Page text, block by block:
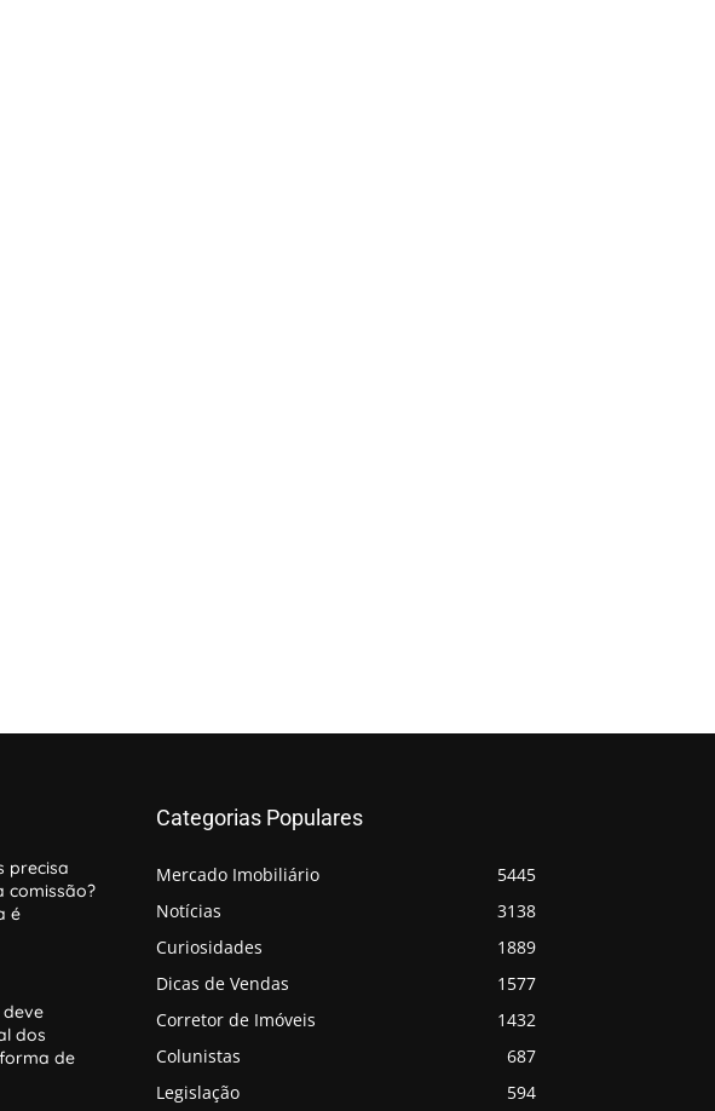
precisa
comissão?
é
dos
de
Categorias Populares
Mercado Imobiliário
5445
Notícias
3138
Curiosidades
1889
Dicas de Vendas
1577
Corretor de Imóveis
1432
Colunistas
687
Legislação
594